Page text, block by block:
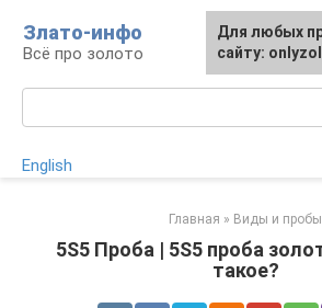
контенту
Злато-инфо
Всё про золото
English
Главная » Виды и пробы
5S5 Проба | 5S5 проба
такое?
Для любых
сайту: